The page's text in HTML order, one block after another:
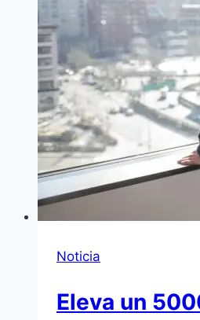
Noticia
Eleva un